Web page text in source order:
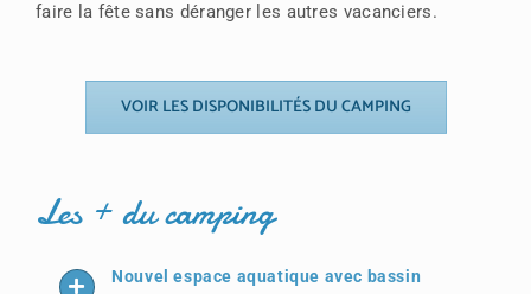
faire la fête sans déranger les autres vacanciers.
VOIR LES DISPONIBILITÉS DU CAMPING
Les + du camping
Nouvel espace aquatique avec bassin